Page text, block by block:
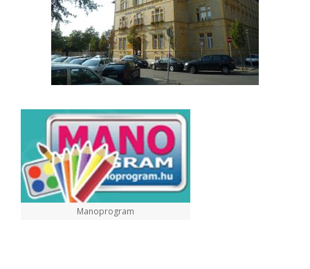
Manoprogram